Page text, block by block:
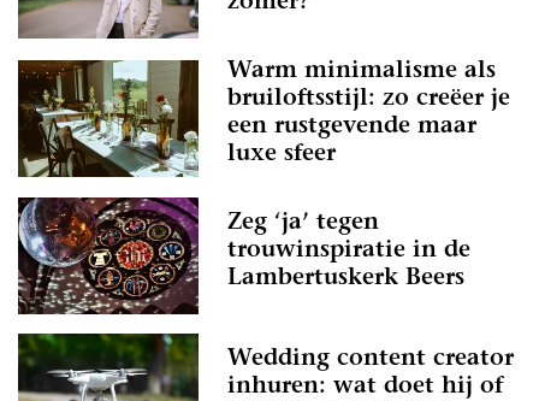
Warm minimalisme als
bruiloftsstijl: zo creëer je
een rustgevende maar
luxe sfeer
Zeg ‘ja’ tegen
trouwinspiratie in de
Lambertuskerk Beers
Wedding content creator
inhuren: wat doet hij of